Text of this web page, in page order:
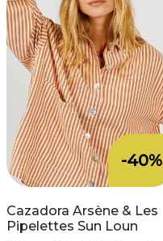
-40%
Cazadora Arsène & Les
Pipelettes Sun Loun